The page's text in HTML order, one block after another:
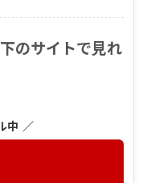
のサイトで見れ
中 ／